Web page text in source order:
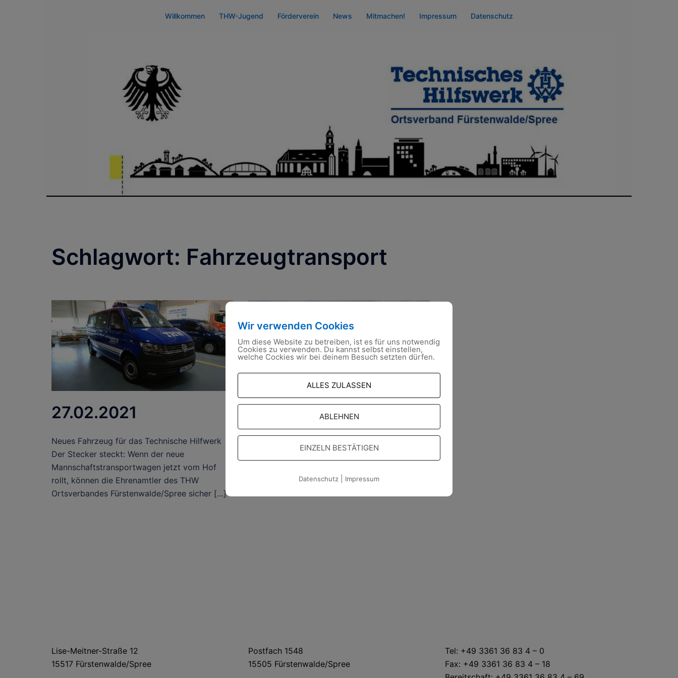
Willkommen THW-Jugend Förderverein News Mitmachen! Impressum Datenschutz
Schlagwort: Fahrzeugtransport
27.02.2021
Neues Fahrzeug für das Technische Hilfwerk
Der Stecker steckt: Wenn der neue
Mannschaftstransportwagen jetzt vom Hof
rollt, können die Ehrenamtler des THW
Ortsverbandes Fürstenwalde/Spree sicher […]
03.09.2020
Am 03.09.2020 und 04.09.2020 überführten 2
THW nach Heiligenhaus.
Lise-Meitner-Straße 12
15517 Fürstenwalde/Spree
Postfach 1548
15505 Fürstenwalde/Spree
Tel: +49 3361 36 83 4 – 0
Fax: +49 3361 36 83 4 – 18
Wir verwenden Cookies
Um diese Website zu betreiben, ist es für uns notwendig
Cookies zu verwenden. Du kannst selbst einstellen,
welche Cockies wir bei deinem Besuch setzten dürfen.
ALLES ZULASSEN
ABLEHNEN
EINZELN BESTÄTIGEN
Datenschutz Impressum